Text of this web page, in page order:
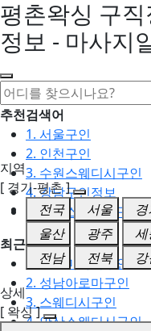
평촌왁싱 구
정보 - 마사지
추천검색어
1. 서울구인
2. 인천구인
3. 수원스웨디시구인
4. 강남구인정보
5. 동탄스웨디시구인
최근검색어
1. 일산마사지구인
2. 성남아로마구인
3. 스웨디시구인
4. 안산스웨디시구인
지역
[ 경기-평촌 ]
전국
서울
울산
광주 세
전남
전북
상세
[ 왁싱 ]